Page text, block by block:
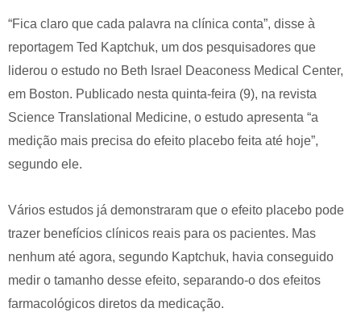
“Fica claro que cada palavra na clínica conta”, disse à
reportagem Ted Kaptchuk, um dos pesquisadores que
liderou o estudo no Beth Israel Deaconess Medical Center,
em Boston. Publicado nesta quinta-feira (9), na revista
Science Translational Medicine, o estudo apresenta “a
medição mais precisa do efeito placebo feita até hoje”,
segundo ele.
Vários estudos já demonstraram que o efeito placebo pode
trazer benefícios clínicos reais para os pacientes. Mas
nenhum até agora, segundo Kaptchuk, havia conseguido
medir o tamanho desse efeito, separando-o dos efeitos
farmacológicos diretos da medicação.